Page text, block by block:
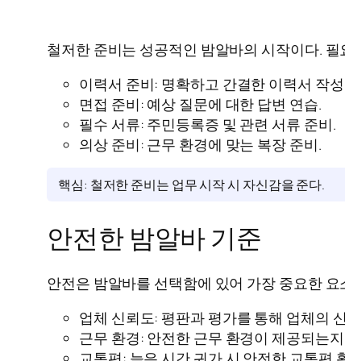
철저한 준비는 성공적인 밤알바의 시작이다.
이력서 준비: 명확하고 간결한 이력서 작
면접 준비: 예상 질문에 대한 답변 연습.
필수 서류: 주민등록증 및 관련 서류 준비.
의상 준비: 근무 환경에 맞는 복장 준비.
핵심: 철저한 준비는 업무 시작 시 자신감을 준다.
안전한 밤알바 기준
안전은 밤알바를 선택함에 있어 가장 중요한 요
업체 신뢰도: 평판과 평가를 통해 업체의
근무 환경: 안전한 근무 환경이 제공되는